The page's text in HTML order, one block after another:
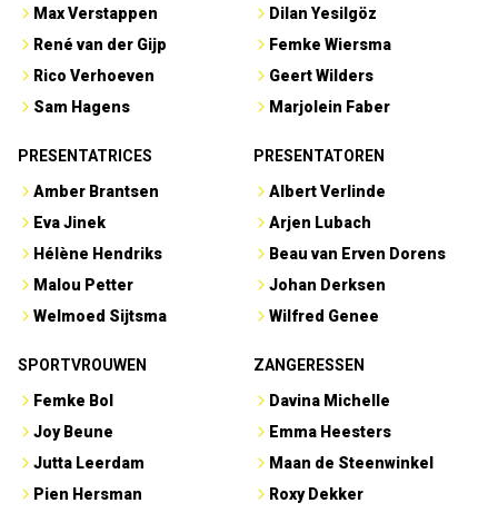
Max Verstappen
René van der Gijp
Rico Verhoeven
Sam Hagens
Dilan Yesilgöz
Femke Wiersma
Geert Wilders
Marjolein Faber
PRESENTATRICES
Amber Brantsen
Eva Jinek
Hélène Hendriks
Malou Petter
Welmoed Sijtsma
PRESENTATOREN
Albert Verlinde
Arjen Lubach
Beau van Erven Dorens
Johan Derksen
Wilfred Genee
SPORTVROUWEN
Femke Bol
Joy Beune
Jutta Leerdam
Pien Hersman
ZANGERESSEN
Davina Michelle
Emma Heesters
Maan de Steenwinkel
Roxy Dekker